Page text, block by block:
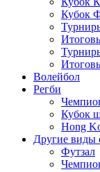
Кубок
Волейбол
Регби
Кубок
Hong
Другие виды
Футзал